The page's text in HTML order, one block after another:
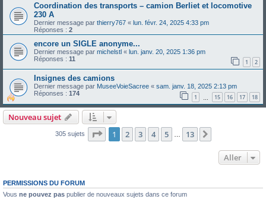
Coordination des transports – camion Berliet et locomotive
230 A
Dernier message par thierry767 « lun. févr. 24, 2025 4:33 pm
Réponses : 2
encore un SIGLE anonyme...
Dernier message par michelstl « lun. janv. 20, 2025 1:36 pm
Réponses : 11 1 2
Insignes des camions
Dernier message par MuseeVoieSacree « sam. janv. 18, 2025 2:13 pm
Réponses : 174 1 15 16 17 18
Nouveau sujet
305 sujets Page 1sur13
1 2 3 4 5 13
Aller
PERMISSIONS DU FORUM
Vous ne pouvez pas publier de nouveaux sujets dans ce forum